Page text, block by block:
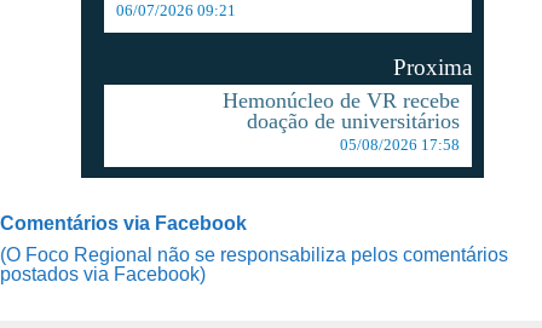
06/07/2026 09:21
Proxima
Hemonúcleo de VR recebe
doação de universitários
05/08/2026 17:58
Comentários via Facebook
(O Foco Regional não se responsabiliza pelos comentários
postados via Facebook)